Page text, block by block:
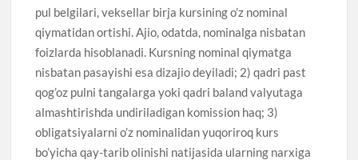
pul belgilari, veksellar birja kursining o’z nominal
qiymatidan ortishi. Ajio, odatda, nominalga nisbatan
foizlarda hisoblanadi. Kursning nominal qiymatga
nisbatan pasayishi esa dizajio deyiladi; 2) qadri past
qog’oz pulni tangalarga yoki qadri baland valyutaga
almashtirishda undiriladigan komission haq; 3)
obligatsiyalarni o’z nominalidan yuqoriroq kurs
bo’yicha qay-tarib olinishi natijasida ularning narxiga